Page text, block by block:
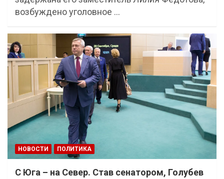
возбуждено уголовное …
НОВОСТИ ПОЛИТИКА
С Юга – на Север. Став сенатором, Голубев